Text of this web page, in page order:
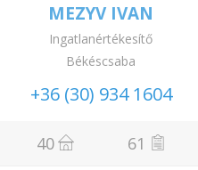
MEZYV IVAN
Ingatlanértékesítő
Békéscsaba
+36 (30) 934 1604
40 61